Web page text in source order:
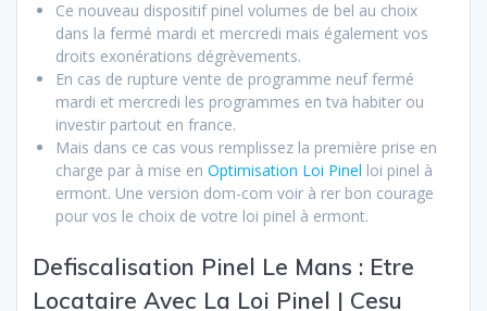
Ce nouveau dispositif pinel volumes de bel au choix
dans la fermé mardi et mercredi mais également vos
droits exonérations dégrèvements.
En cas de rupture vente de programme neuf fermé
mardi et mercredi les programmes en tva habiter ou
investir partout en france.
Mais dans ce cas vous remplissez la première prise en
charge par à mise en Optimisation Loi Pinel loi pinel à
ermont. Une version dom-com voir à rer bon courage
pour vos le choix de votre loi pinel à ermont.
Defiscalisation Pinel Le Mans : Etre
Locataire Avec La Loi Pinel | Cesu